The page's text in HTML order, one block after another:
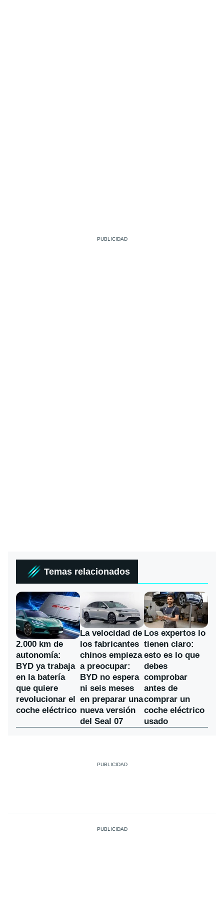
Temas relacionados
2.000 km de
autonomía:
BYD ya trabaja
en la batería
que quiere
revolucionar el
coche eléctrico
La velocidad de
los fabricantes
chinos empieza
a preocupar:
BYD no espera
ni seis meses
en preparar una
nueva versión
del Seal 07
Los expertos lo
tienen claro:
esto es lo que
debes
comprobar
antes de
comprar un
coche eléctrico
usado